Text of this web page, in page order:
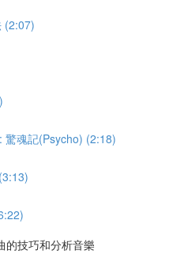
(2:07)
驚魂記(Psycho) (2:18)
的技巧和分析音樂